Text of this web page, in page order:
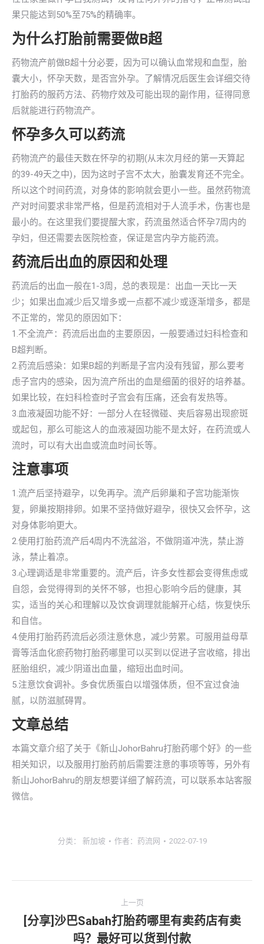
果只能达到50%至75%的精确率。
为什么打胎前需要做B超
药物流产前做B超十分必要，因为可以确认血常规和血型，胎
囊大小，怀孕天数，是否宫外孕。了解情况后医生会详细交待
打胎药的服药方法、药物疗效及可能出现的副作用，征得同意
后就能进行药物流产。
怀孕多久可以药流
药物流产的最佳天数在怀孕的初期(从末次月经的第一天算起
的39-49天之中)，因为这时子宫不太大，胎囊发育还不完全。
所以这个时间药流，对身体的影响就会更小一些。虽然药物流
产对时间要求非常严格，但是药流相对于人流手术，伤害也是
最小的。在这里我们要提醒大家，药流虽然适合怀孕7周内的
孕妇，但还需要去医院检查，保证是宫内孕方能药流。
药流后出血的原因和处理
药流后的出血一般在1-3周，总的表现是：出血一天比一天
少；如果出血减少后又增多或一点都不减少或逐渐增多，都是
不正常的，常见的原因如下：
1.不全流产：药流后出血的主要原因，一般要通过妇科检查和
B超判断。
2.药流后感染：如果B超的判断是子宫内没有残留，那么要考
虑子宫内的感染，因为流产所出的血是细菌的很好的培养基。
如果比较，在妇科检查时子宫会有压痛，还会有发热等。
3.血液凝固功能不好：一部分人在轻微碰、夹后容易出现瘀斑
或起包，那么可能这人的血液凝固功能不是太好，在药流或人
流时，可以有大出血或流血时间长等。
注意事项
1.流产后坚持避孕，以免再孕。流产后卵巢和子宫功能渐恢
复，卵巢按期排卵。如果不坚持做好避孕，很快又会怀孕，这
对身体影响更大。
2.使用打胎药流产后4周内不洗盆浴，不做阴道冲洗，禁止游
泳，禁止着凉。
3.心理调适是非常重要的。流产后，许多女性都会变得焦虑或
自怨，会觉得得到的关怀不够，也担心影响今后的健康，其
实，适当的关心和理解以及饮食调理就能解开心结，恢复快乐
和自信。
4.使用打胎药药流后必须注意休息，减少劳累。可服用益母草
膏等活血化瘀药物打胎药哪里可以买到以促进子宫收缩，排出
胚胎组织，减少阴道出血量，缩短出血时间。
5.注意饮食调补。多食优质蛋白以增强体质，但不宜过食油
腻，以防滋腻碍胃。
文章总结
本篇文章介绍了关于《新山JohorBahru打胎药哪个好》的一些
相关知识，以及服用打胎药前后需要注意的事项等等，另外有
新山JohorBahru的朋友想要详细了解药流，可以联系本站客服
微信。
分类： 新加坡 作者： 药流网 2022-07-19
章
上一页
上
[分享]沙巴Sabah打胎药哪里有卖药店有卖
吗？最好可以货到付款